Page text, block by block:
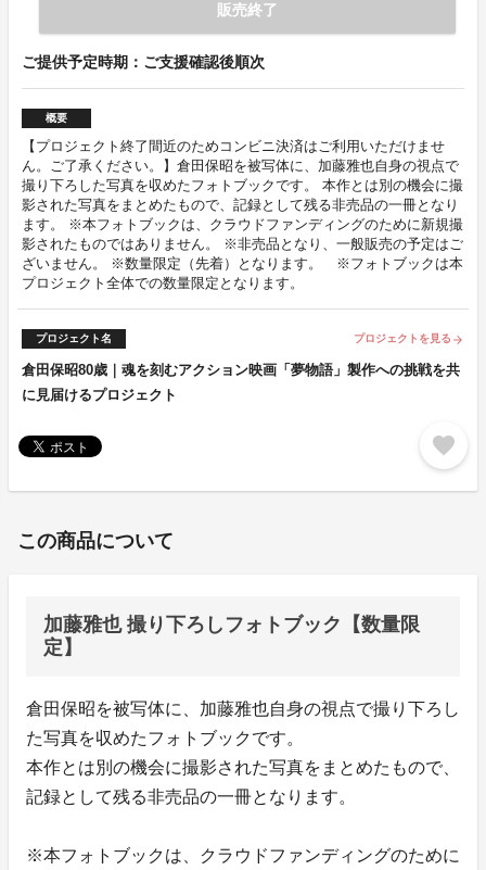
販売終了
ご提供予定時期：ご支援確認後順次
概要
【プロジェクト終了間近のためコンビニ決済はご利用いただけませ
ん。ご了承ください。】倉田保昭を被写体に、加藤雅也自身の視点で
撮り下ろした写真を収めたフォトブックです。 本作とは別の機会に撮
影された写真をまとめたもので、記録として残る非売品の一冊となり
ます。 ※本フォトブックは、クラウドファンディングのために新規撮
影されたものではありません。 ※非売品となり、一般販売の予定はご
ざいません。 ※数量限定（先着）となります。 ※フォトブックは本
プロジェクト全体での数量限定となります。
プロジェクト名 プロジェクトを見る arrow_forward
倉田保昭80歳｜魂を刻むアクション映画「夢物語」製作への挑戦を共
に見届けるプロジェクト
favorite
この商品について
加藤雅也 撮り下ろしフォトブック【数量限
定】
倉田保昭を被写体に、加藤雅也自身の視点で撮り下ろし
た写真を収めたフォトブックです。
本作とは別の機会に撮影された写真をまとめたもので、
記録として残る非売品の一冊となります。
※本フォトブックは、クラウドファンディングのために